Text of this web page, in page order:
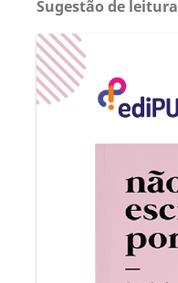
Sugestão de leitura